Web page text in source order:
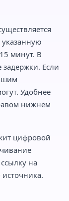
указанную
минут. В
Если
Удобнее
нижнем
цифровой
на
источника.